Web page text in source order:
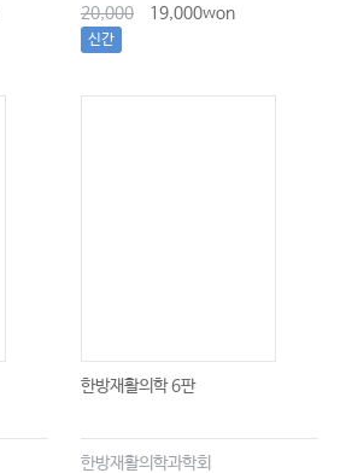
20,000
19,000won
신간
한방재활의학 6판
한방재활의학과학회